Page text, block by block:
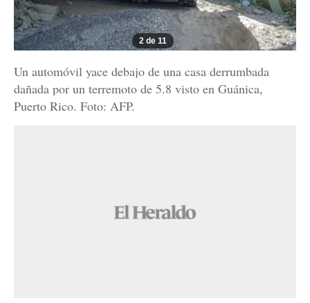
2 de 11
Un automóvil yace debajo de una casa derrumbada
dañada por un terremoto de 5.8 visto en Guánica,
Puerto Rico. Foto: AFP.